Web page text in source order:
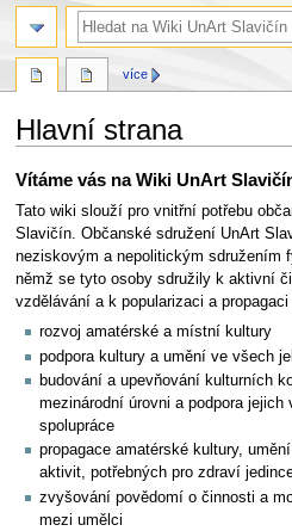
Hlavní strana
Skočit
Skočit
Vítáme vás na Wiki UnArt
Tato wiki slouží pro vnitřní potřebu
Slavičín. Občanské sdružení UnArt
neziskovým a nepolitickým sdružením
němž se tyto osoby sdružily k aktivní
vzdělávání a k popularizaci a
rozvoj amatérské a místní kultury
podpora kultury a umění ve všech
budování a upevňování kulturních
mezinárodní úrovni a podpora jejich
spolupráce
propagace amatérské kultury,
aktivit, potřebných pro zdraví
zvyšování povědomí o činnosti a
mezi umělci
více